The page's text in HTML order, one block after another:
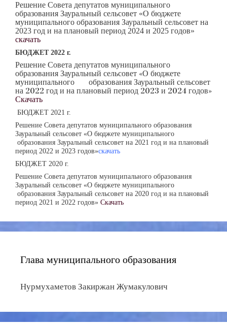
Решение Совета депутатов муниципального
образования Зауральный сельсовет «О бюджете
муниципального образования Зауральный сельсовет на
2023 год и на плановый период 2024 и 2025 годов»
скачать
БЮДЖЕТ 2022 г.
Решение Совета депутатов муниципального
образования Зауральный сельсовет «О бюджете
муниципального образования Зауральный сельсовет
на 2022 год и на плановый период 2023 и 2024 годов»
Скачать
БЮДЖЕТ 2021 г.
Решение Совета депутатов муниципального образования
Зауральный сельсовет «О бюджете муниципального
образования Зауральный сельсовет на 2021 год и на плановый
период 2022 и 2023 годов»скачать
БЮДЖЕТ 2020 г.
Решение Совета депутатов муниципального образования
Зауральный сельсовет «О бюджете муниципального
образования Зауральный сельсовет на 2020 год и на плановый
период 2021 и 2022 годов» Скачать
Глава муниципального образования
Нурмухаметов Закиржан Жумакулович